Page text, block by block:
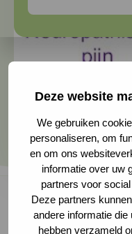
Deze website
We gebruiken
personaliseren, om
en om ons
informatie over uw
partners voor
Deze partners
andere informatie
hebben verzameld